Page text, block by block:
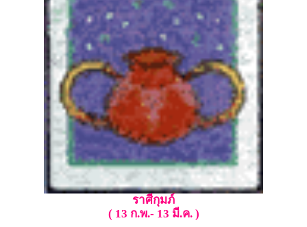
ราศีกุมภ์
( 13 ก.พ.- 13 มี.ค. )